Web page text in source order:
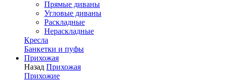
Прямые диваны
Угловые диваны
Раскладные
Нераскладные
Кресла
Банкетки и пуфы
Прихожая
Назад Прихожая
Прихожие